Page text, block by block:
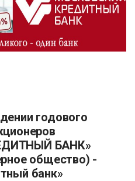
БАНК»
общество) -
банк»